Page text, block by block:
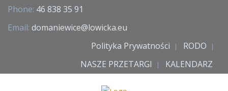
Phone: 46 838 35 91
Email: domaniewice@lowicka.eu
Polityka Prywatności
RODO
NASZE PRZETARGI
KALENDARZ